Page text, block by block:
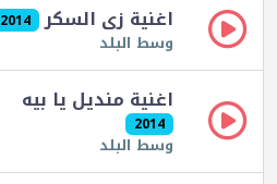
اغنية زى السكر 2014
وسط البلد
اغنية منديل يا بيه
2014
وسط البلد